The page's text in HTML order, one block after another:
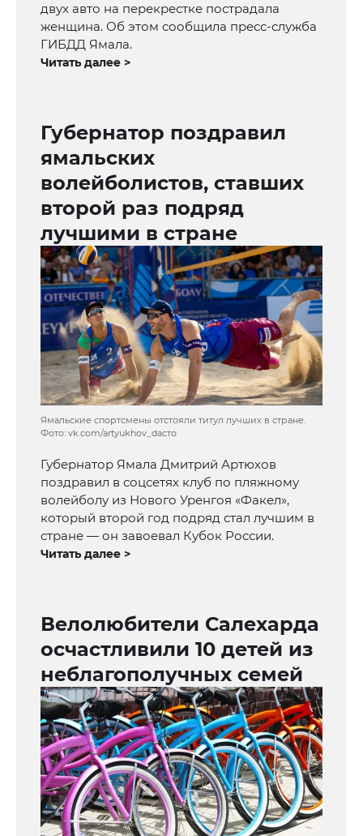
двух авто на перекрестке пострадала
женщина. Об этом сообщила пресс-служба
ГИБДД Ямала.
Читать далее >
Губернатор поздравил
ямальских
волейболистов, ставших
второй раз подряд
лучшими в стране
Ямальские спортсмены отстояли титул лучших в стране.
Фото: vk.com/artyukhov_daсто
Губернатор Ямала Дмитрий Артюхов
поздравил в соцсетях клуб по пляжному
волейболу из Нового Уренгоя «Факел»,
который второй год подряд стал лучшим в
стране — он завоевал Кубок России.
Читать далее >
Велолюбители Салехарда
осчастливили 10 детей из
неблагополучных семей